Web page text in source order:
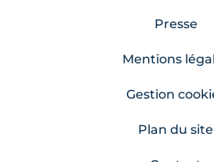
Presse
Mentions
Gestion
Plan du site